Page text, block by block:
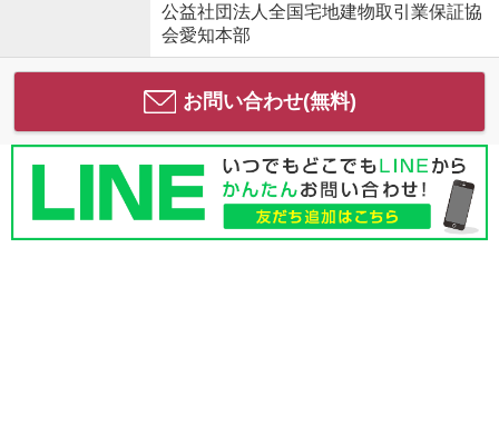
公益社団法人全国宅地建物取引業保証協
会愛知本部
お問い合わせ(無料)